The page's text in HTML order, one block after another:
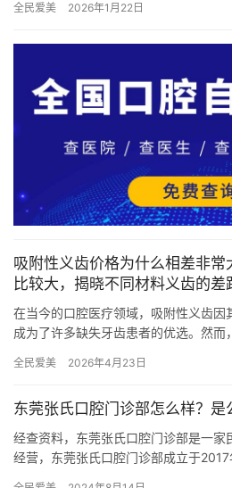
断，最后…
全民爱美 2026年1月22日
吸附性义齿价格为什么相差非
比较大，揭晓不同材料义齿的差
在当今的口腔医疗领域，吸附性义齿因
成为了许多缺失牙齿患者的优选。然
人产生…
全民爱美 2026年4月23日
东莞张氏口腔门诊部怎么样？是
经查资料，东莞张氏口腔门诊部是一家
经营，东莞张氏口腔门诊部成立于